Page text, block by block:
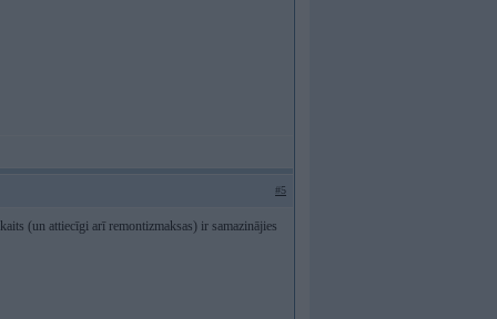
#5
(un attiecīgi arī remontizmaksas) ir samazinājies